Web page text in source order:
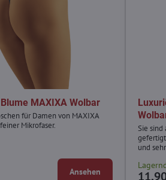
MAXIXA Wolbar
für Damen von MAXIXA
Mikrofaser.
Ansehen
Sie sind
und